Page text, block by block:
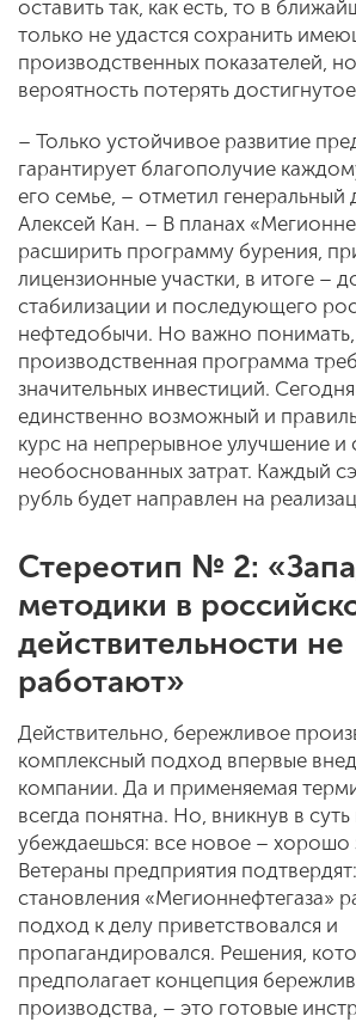
оставить так, как есть, то в
только не удастся сохранить
производственных показателей,
вероятность потерять
– Только устойчивое развитие
гарантирует благополучие
его семье, – отметил генеральный
Алексей Кан. – В планах
расширить программу бурения,
лицензионные участки, в итоге –
стабилизации и последующего
нефтедобычи. Но важно
производственная программа
значительных инвестиций.
единственно возможный и
курс на непрерывное улучшение
необоснованных затрат. Каждый
рубль будет направлен на
Стереотип № 2:
методики в
действительности не
работают»
Действительно, бережливое
комплексный подход впервые
компании. Да и применяемая
всегда понятна. Но, вникнув в
убеждаешься: все новое – хорошо
Ветераны предприятия
становления «Мегионнефтегаза»
подход к делу приветствовался и
пропагандировался. Решения,
предполагает концепция
производства, – это готовые